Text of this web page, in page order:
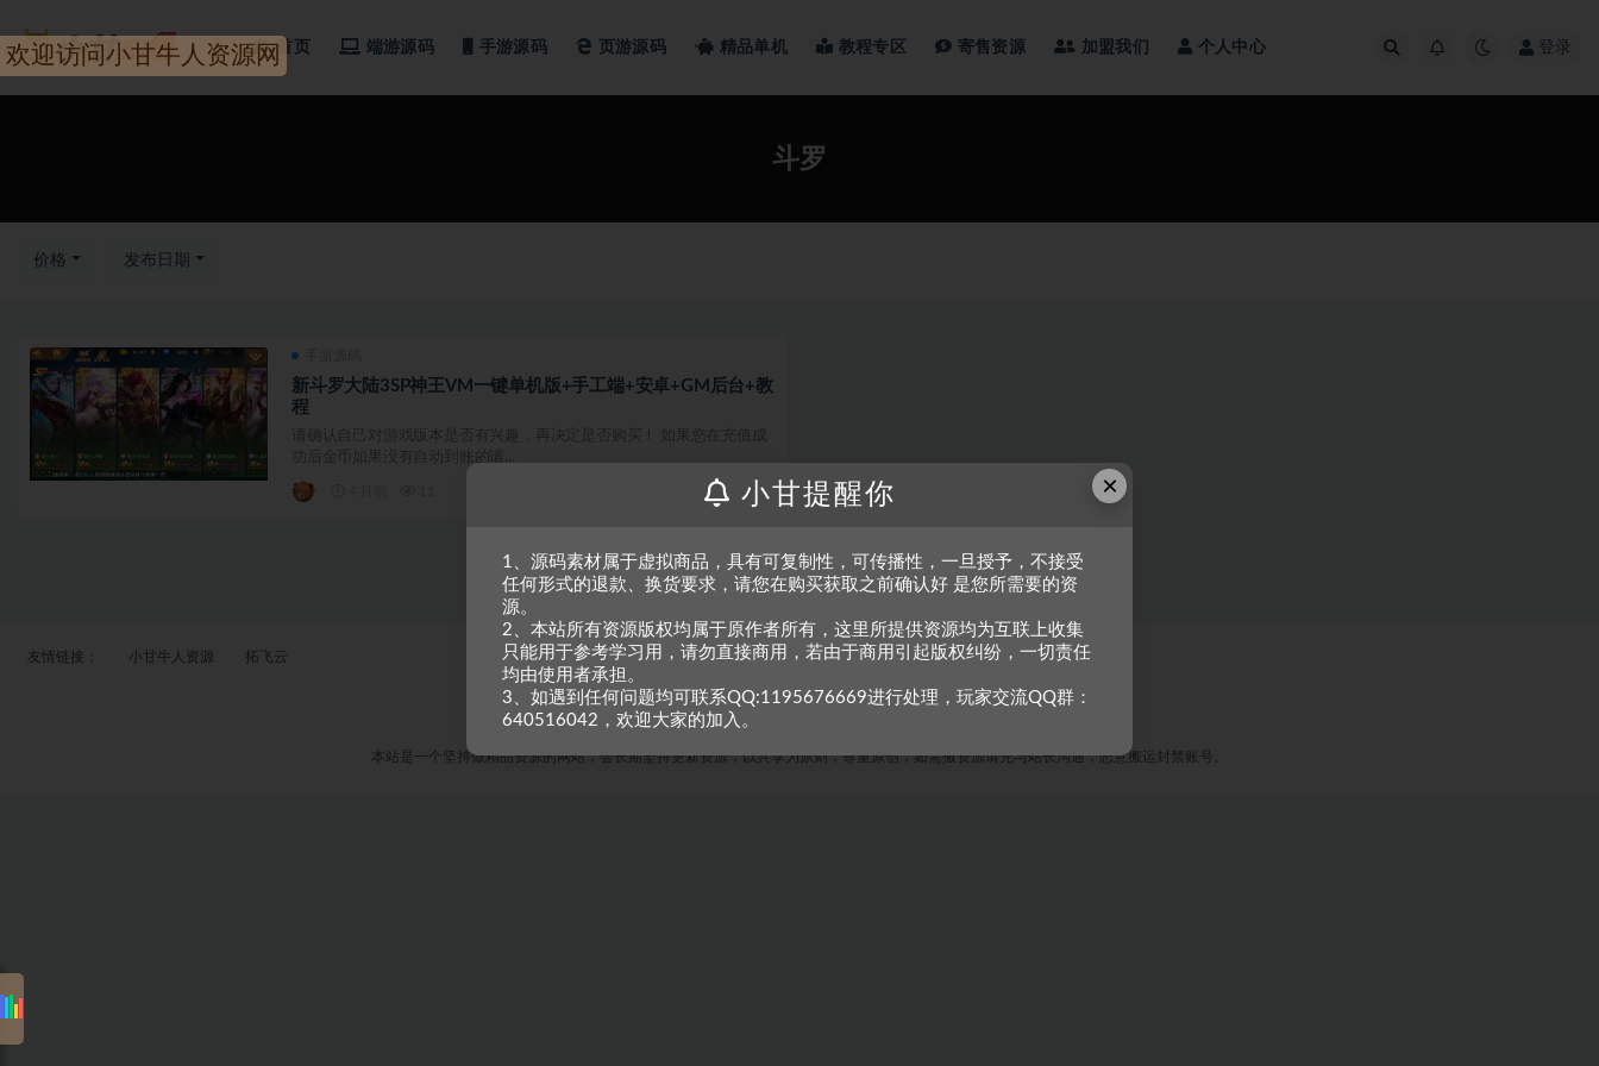
首页 端游源码 手游源码 页游源码 精品单机 教程专区 寄售资源 加盟我们 个人中心 登录
斗罗
价格 发布日期
新斗罗大陆3SP神王VM一键单机版+手工端+安卓+GM后台+教
程
请确认自己对游戏版本是否有兴趣，再决定是否购买！ 如果您在充值成
功后金币如果没有自动到账的请...
300
友情链接： 小甘牛人资源 拓飞云
Copyright © 2023 小甘牛人资源网
本站是一个坚持做精品资源的网站，会长期坚持更新资源，以共享为原则，尊重原创，如需搬资源请先与站长沟通，恶意搬运封禁账号。
×
小甘提醒你
1、源码素材属于虚拟商品，具有可复制性，可传播性，一旦授予，不接受
任何形式的退款、换货要求，请您在购买获取之前确认好 是您所需要的资
源。
2、本站所有资源版权均属于原作者所有，这里所提供资源均为互联上收集
只能用于参考学习用，请勿直接商用，若由于商用引起版权纠纷，一切责任
均由使用者承担。
3、如遇到任何问题均可联系QQ:1195676669进行处理，玩家交流QQ群：
640516042，欢迎大家的加入。
欢迎访问小甘牛人资源网